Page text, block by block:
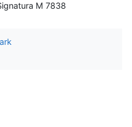
M 7838